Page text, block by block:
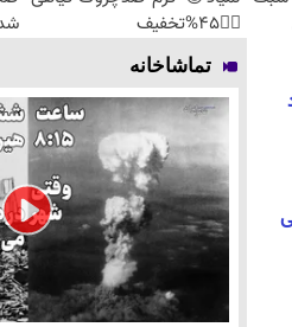
👈🏻45%تخفیف
تماشاخانه